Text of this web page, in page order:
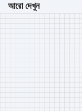
আরো দেখুন